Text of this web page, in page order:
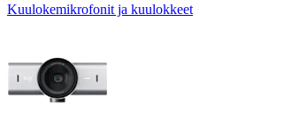
Kuulokemikrofonit ja kuulokkeet